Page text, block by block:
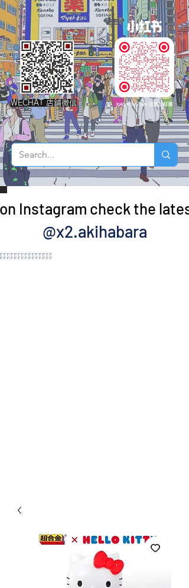
WECHAT 店鋪微信
WECHAT 微信諮詢
Instagram check the
@x2.akihabara